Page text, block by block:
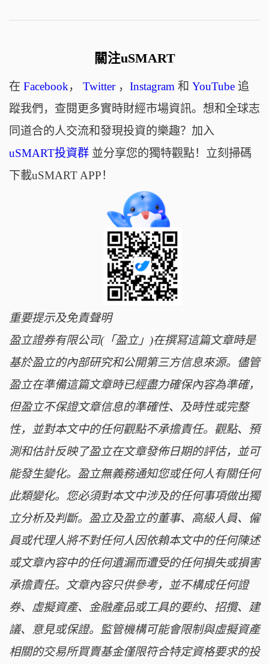
關注uSMART
在 Facebook， Twitter， Instagram 和 YouTube追
蹤我們，查閱更多實時財經市場資訊。想和全球志
同道合的人交流和發現投資的樂趣？加入
uSMART投資群並分享您的獨特觀點！立刻掃碼
下載uSMART APP！
重要提示及免責聲明
盈立證券有限公司(「盈立」)在撰冩這篇文章時是
基於盈立的內部研究和公開第三方信息來源。儘管
盈立在準備這篇文章時已經盡力確保內容為準確，
但盈立不保證文章信息的準確性、及時性或完整
性，並對本文中的任何觀點不承擔責任。觀點、預
測和估計反映了盈立在文章發佈日期的評估，並可
能發生變化。盈立無義務通知您或任何人有關任何
此類變化。您必須對本文中涉及的任何事項做出獨
立分析及判斷。盈立及盈立的董事、高級人員、僱
員或代理人將不對任何人因依賴本文中的任何陳述
或文章內容中的任何遺漏而遭受的任何損失或損害
承擔責任。文章內容只供參考，並不構成任何證
券、虛擬資產、金融產品或工具的要約、招攬、建
議、意見或保證。監管機構可能會限制與虛擬資產
相關的交易所買賣基金僅限符合特定資格要求的投